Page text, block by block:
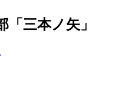
三本ノ矢」